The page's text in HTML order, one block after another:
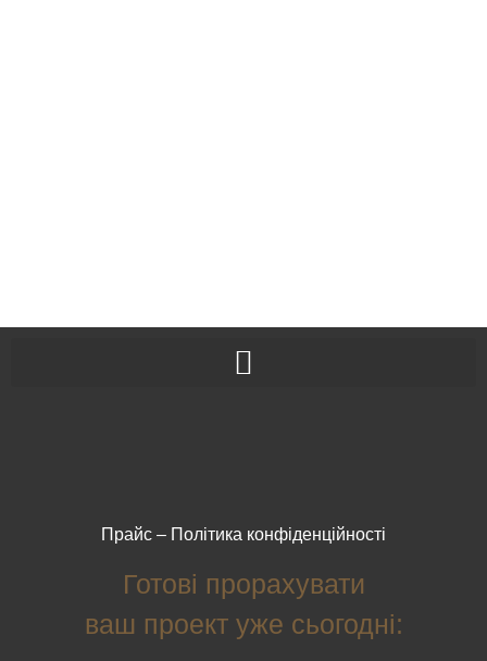
Прайс – Політика конфіденційності
Готові прорахувати
ваш проект уже сьогодні: